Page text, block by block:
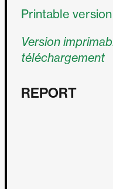
Printable
Version
téléchargement
REPORT